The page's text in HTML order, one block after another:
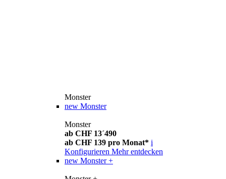
Monster
new Monster
Monster
ab CHF 13´490
ab CHF 139 pro Monat* i
Konfigurieren Mehr entdecken
new Monster +